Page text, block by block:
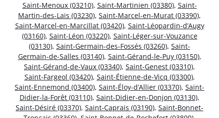
Saint-Menoux (03210), Saint-Martinien (03380), Saint-
Martin-des-Lais (03230), Saint-Marcel-en-Murat (03390),
Saint-Marcel-en-Marcillat (03420), Saint-Léopardin-d’Augy
(03160), Saint-Léon (03220), Saint-Léger-sur-Vouzance
(03130), Saint-Germain-des-Fossés (03260), Saint-
Germain-de-Salles (03140), Saint-Gérand-le-Puy (03150),
Saint-Gérand-de-Vaux (03340), Saint-Genest (03310),
Saint-Fargeol (03420), Saint-Étienne-de-Vicq (03300),
Saint-Ennemond (03400), Saint-Éloy-d’Allier (03370), Saint-
Didier-la-Forêt (03110), Saint-Didier-en-Donjon (03130),
Saint-Désiré (03370), Saint-Caprais (03190), Saint-Bonnet-